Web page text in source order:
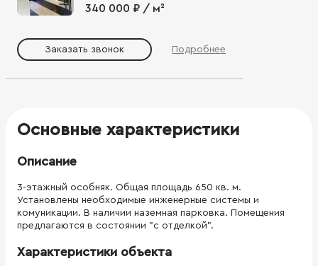
340 000 ₽ / м²
Заказать звонок Подробнее
Основные характеристики
Описание
3-этажный особняк. Общая площадь 650 кв. м.
Установлены необходимые инженерные системы и
комуникации. В наличии наземная парковка. Помещения
предлагаются в состоянии "с отделкой".
Характеристики объекта